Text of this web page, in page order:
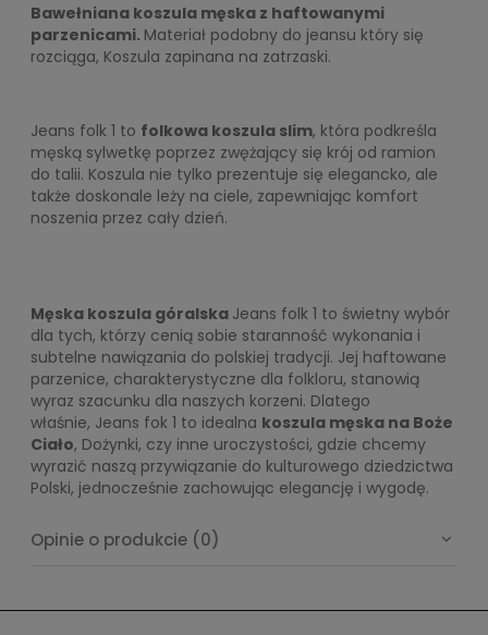
Bawełniana koszula męska z haftowanymi
parzenicami. Materiał podobny do jeansu który się
rozciąga, Koszula zapinana na zatrzaski.
Jeans folk 1 to folkowa koszula slim, która podkreśla
męską sylwetkę poprzez zwężający się krój od ramion
do talii. Koszula nie tylko prezentuje się elegancko, ale
także doskonale leży na ciele, zapewniając komfort
noszenia przez cały dzień.
Męska koszula góralska Jeans folk 1 to świetny wybór
dla tych, którzy cenią sobie staranność wykonania i
subtelne nawiązania do polskiej tradycji. Jej haftowane
parzenice, charakterystyczne dla folkloru, stanowią
wyraz szacunku dla naszych korzeni. Dlatego
właśnie, Jeans fok 1 to idealna koszula męska na Boże
Ciało, Dożynki, czy inne uroczystości, gdzie chcemy
wyrazić naszą przywiązanie do kulturowego dziedzictwa
Polski, jednocześnie zachowując elegancję i wygodę.
Opinie o produkcie (0)